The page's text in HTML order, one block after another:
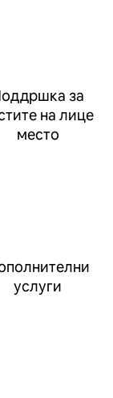
за
на лице
место
услуги